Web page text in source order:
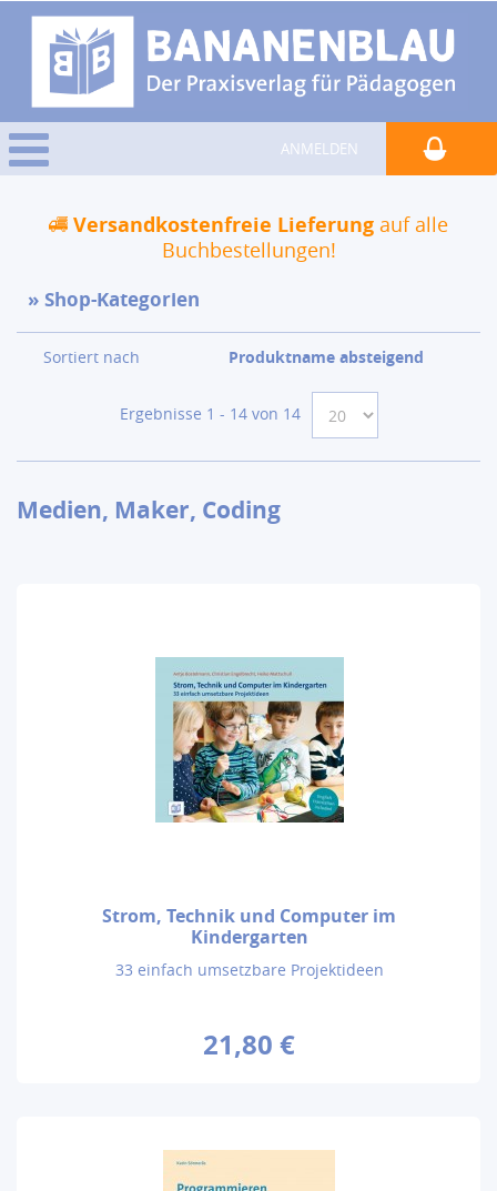
ANMELDEN
Versandkostenfreie Lieferung auf alle
Buchbestellungen!
Shop-Kategorien
Sortiert nach Produktname absteigend
Ergebnisse 1 - 14 von 14
Medien, Maker, Coding
Strom, Technik und Computer im
Kindergarten
33 einfach umsetzbare Projektideen
21,80 €